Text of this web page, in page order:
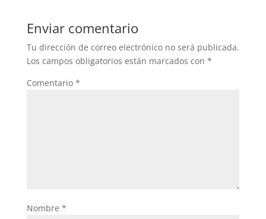
Enviar comentario
Tu dirección de correo electrónico no será publicada.
Los campos obligatorios están marcados con *
Comentario *
Nombre *